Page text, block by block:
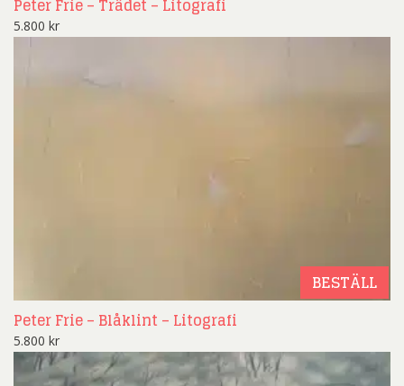
Peter Frie – Trädet – Litografi
5.800 kr
BESTÄLL
Peter Frie – Blåklint – Litografi
5.800 kr